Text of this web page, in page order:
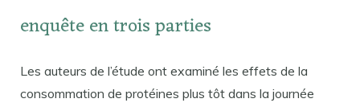
enquête en trois parties
Les auteurs de l’étude ont examiné les effets de la
consommation de protéines plus tôt dans la journée